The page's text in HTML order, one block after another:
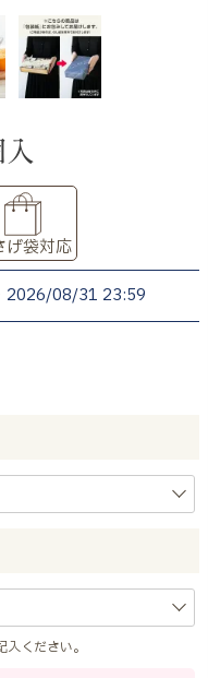
げ袋対応
2026/08/31 23:59
ください。